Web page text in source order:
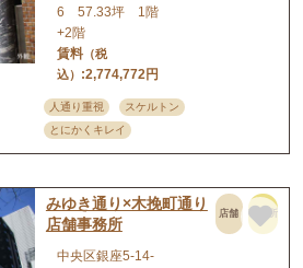
6 57.33坪 1階
+2階
賃料（税
込） :2,774,772円
人通り重視
スケルトン
とにかくキレイ
みゆき通り×木挽町通り
店舗事務所
店舗 事務所
中央区銀座5-14-